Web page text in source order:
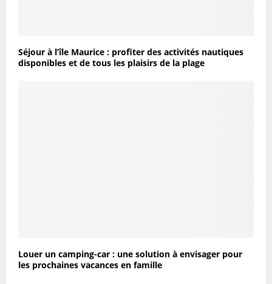
Séjour à l’île Maurice : profiter des activités nautiques
disponibles et de tous les plaisirs de la plage
Louer un camping-car : une solution à envisager pour
les prochaines vacances en famille